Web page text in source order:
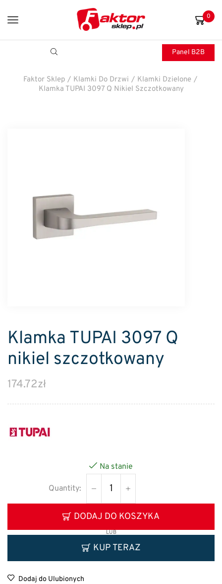
0
Panel B2B
Faktor Sklep / Klamki Do Drzwi / Klamki Dzielone /
Klamka TUPAI 3097 Q Nikiel Szczotkowany
Klamka TUPAI 3097 Q
nikiel szczotkowany
174.72zł
Na stanie
DODAJ DO KOSZYKA
LUB
KUP TERAZ
Dodaj do Ulubionych